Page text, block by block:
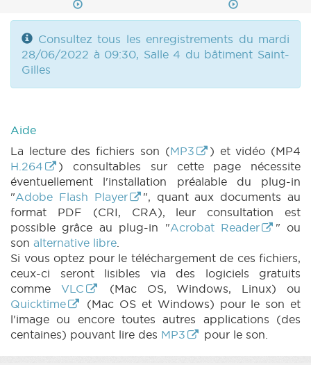
Consultez tous les enregistrements du mardi
28/06/2022 à 09:30, Salle 4 du bâtiment Saint-
Gilles
Aide
La lecture des fichiers son (MP3
) et vidéo (MP4
H.264
) consultables sur cette page nécessite
éventuellement l'installation préalable du plug-in
"Adobe Flash Player
", quant aux documents au
format PDF (CRI, CRA), leur consultation est
possible grâce au plug-in "Acrobat Reader
" ou
son alternative libre.
Si vous optez pour le téléchargement de ces fichiers,
ceux-ci seront lisibles via des logiciels gratuits
comme VLC
(Mac OS, Windows, Linux) ou
Quicktime
(Mac OS et Windows) pour le son et
l'image ou encore toutes autres applications (des
centaines) pouvant lire des MP3 pour le son.